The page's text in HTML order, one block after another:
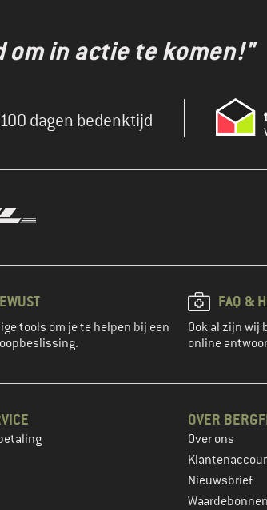
in actie te komen!"
100 dagen bedenktijd
tools om je te helpen bij een
FAQ &
Ook al zijn wij
online
OVER
Over ons
Nieuwsbrief
Waardebonnen